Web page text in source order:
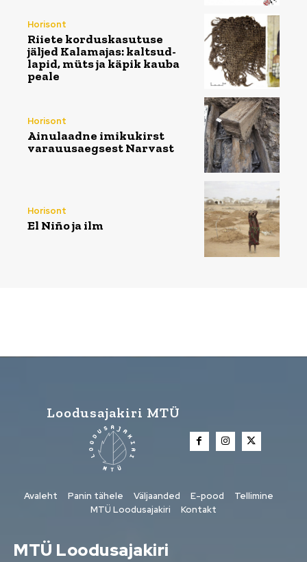
Horisont
Riiete korduskasutuse
jäljed Kalamajas: kaltsud-
lapid, müts ja käpik kauba
peale
Horisont
Ainulaadne imikukirst
varauusaegsest Narvast
Horisont
El Niño ja ilm
Loodusajakiri MTÜ
Avaleht Panin tähele Väljaanded E-pood
Tellimine
MTÜ Loodusajakiri
Kontakt
MTÜ Loodusajakiri